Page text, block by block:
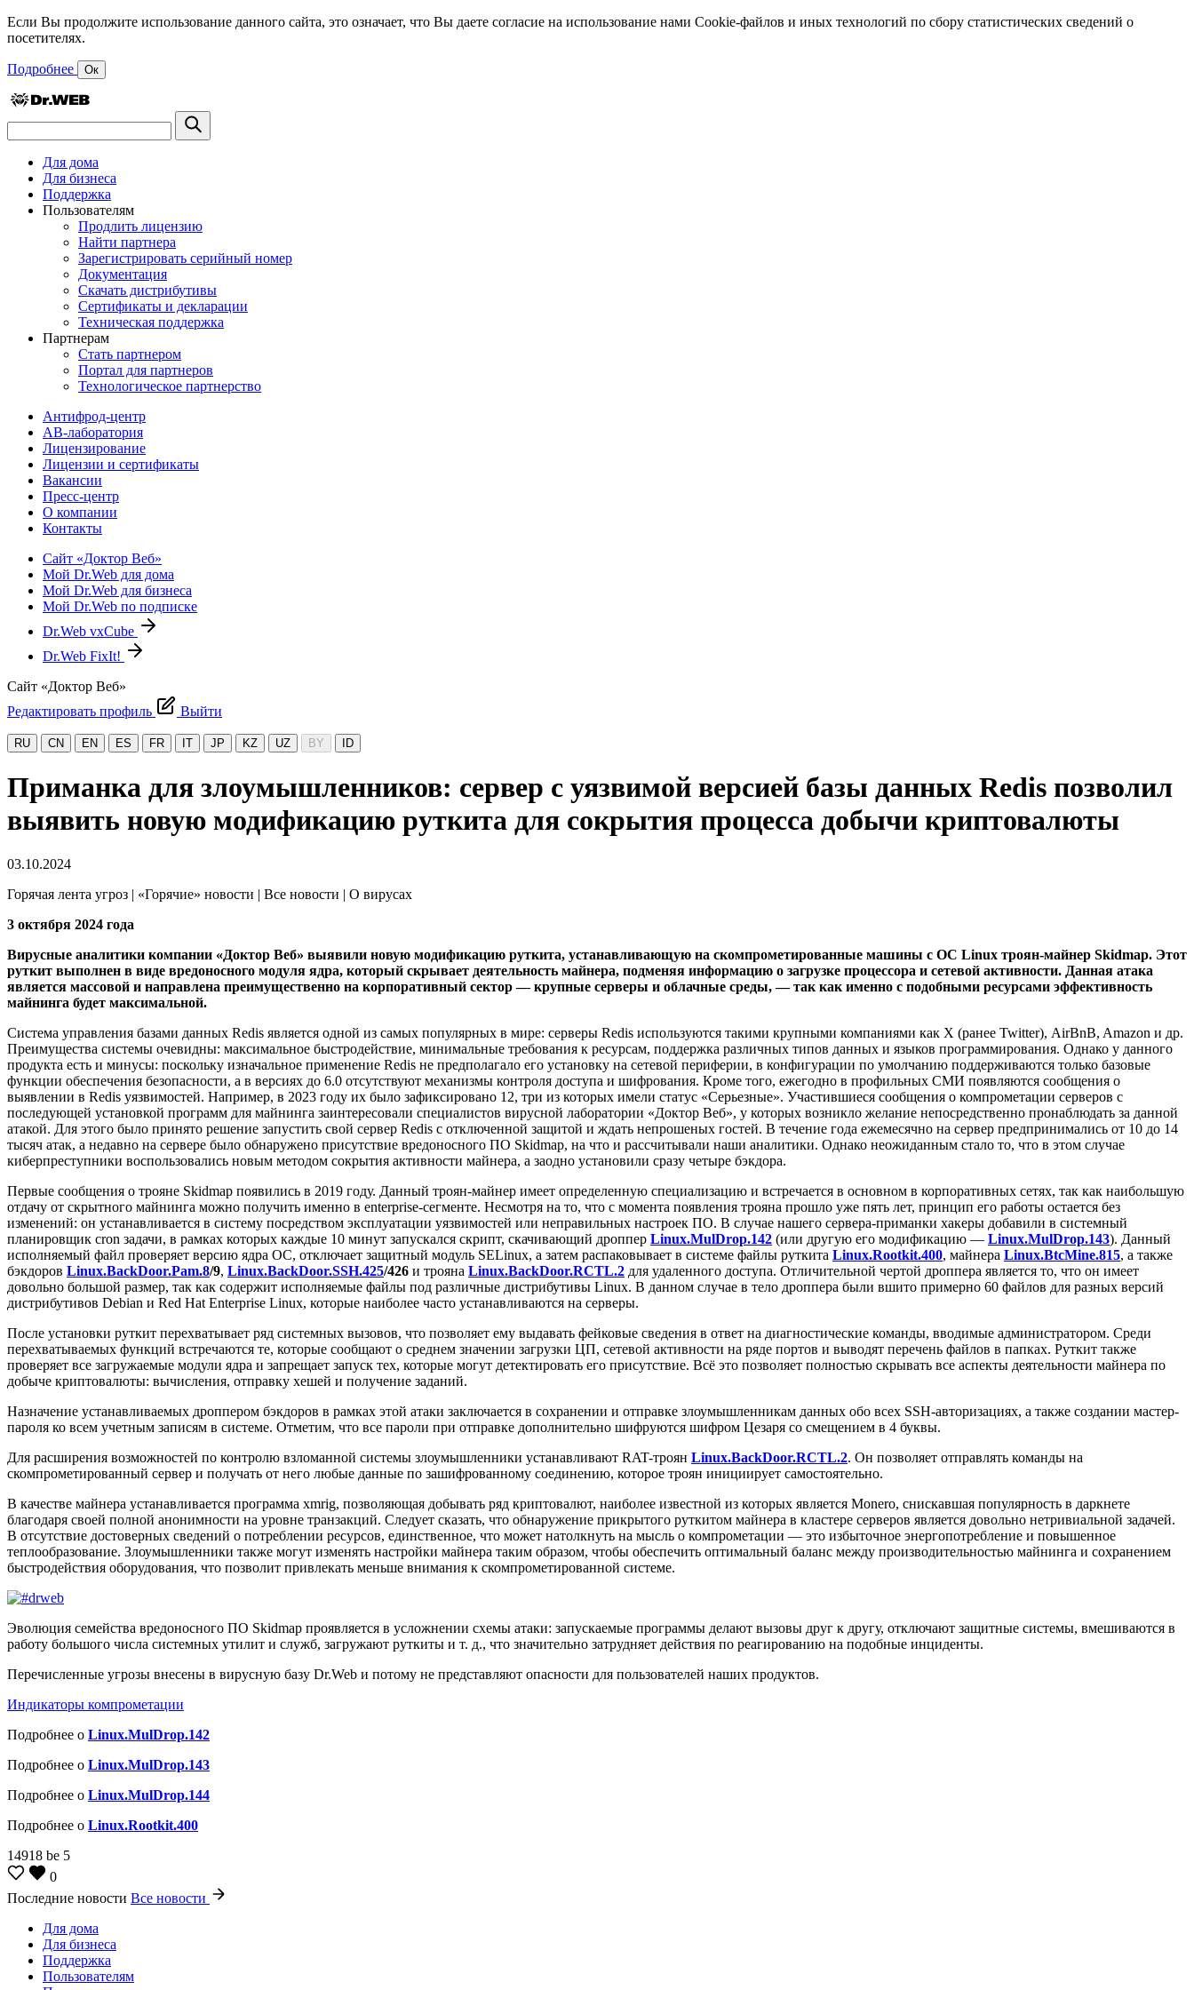
Если Вы продолжите использование данного сайта, это означает, что Вы даете согласие на использование нами Cookie-файлов и иных технологий по сбору статистических сведений о
посетителях.
Подробнее Ок
Для дома
Для бизнеса
Поддержка
Пользователям
Продлить лицензию
Найти партнера
Зарегистрировать серийный номер
Документация
Скачать дистрибутивы
Сертификаты и декларации
Техническая поддержка
Партнерам
Стать партнером
Портал для партнеров
Технологическое партнерство
Антифрод-центр
АВ-лаборатория
Лицензирование
Лицензии и сертификаты
Вакансии
Пресс-центр
О компании
Контакты
Сайт «Доктор Веб»
Мой Dr.Web для дома
Мой Dr.Web для бизнеса
Мой Dr.Web по подписке
Dr.Web vxCube
Dr.Web FixIt!
Сайт «Доктор Веб»
Редактировать профиль
Выйти
RU CN EN ES FR IT JP KZ UZ BY ID
Приманка для злоумышленников: сервер с уязвимой версией базы данных Redis позволил
выявить новую модификацию руткита для сокрытия процесса добычи криптовалюты
03.10.2024
Горячая лента угроз | «Горячие» новости | Все новости | О вирусах
3 октября 2024 года
Вирусные аналитики компании «Доктор Веб» выявили новую модификацию руткита, устанавливающую на скомпрометированные машины с ОС Linux троян-майнер Skidmap. Этот
руткит выполнен в виде вредоносного модуля ядра, который скрывает деятельность майнера, подменяя информацию о загрузке процессора и сетевой активности. Данная атака
является массовой и направлена преимущественно на корпоративный сектор — крупные серверы и облачные среды, — так как именно с подобными ресурсами эффективность
майнинга будет максимальной.
Система управления базами данных Redis является одной из самых популярных в мире: серверы Redis используются такими крупными компаниями как Х (ранее Twitter), AirBnB, Amazon и др.
Преимущества системы очевидны: максимальное быстродействие, минимальные требования к ресурсам, поддержка различных типов данных и языков программирования. Однако у данного
продукта есть и минусы: поскольку изначальное применение Redis не предполагало его установку на сетевой периферии, в конфигурации по умолчанию поддерживаются только базовые
функции обеспечения безопасности, а в версиях до 6.0 отсутствуют механизмы контроля доступа и шифрования. Кроме того, ежегодно в профильных СМИ появляются сообщения о
выявлении в Redis уязвимостей. Например, в 2023 году их было зафиксировано 12, три из которых имели статус «Серьезные». Участившиеся сообщения о компрометации серверов с
последующей установкой программ для майнинга заинтересовали специалистов вирусной лаборатории «Доктор Веб», у которых возникло желание непосредственно пронаблюдать за данной
атакой. Для этого было принято решение запустить свой сервер Redis с отключенной защитой и ждать непрошеных гостей. В течение года ежемесячно на сервер предпринимались от 10 до 14
тысяч атак, а недавно на сервере было обнаружено присутствие вредоносного ПО Skidmap, на что и рассчитывали наши аналитики. Однако неожиданным стало то, что в этом случае
киберпреступники воспользовались новым методом сокрытия активности майнера, а заодно установили сразу четыре бэкдора.
Первые сообщения о трояне Skidmap появились в 2019 году. Данный троян-майнер имеет определенную специализацию и встречается в основном в корпоративных сетях, так как наибольшую
отдачу от скрытного майнинга можно получить именно в enterprise-сегменте. Несмотря на то, что с момента появления трояна прошло уже пять лет, принцип его работы остается без
изменений: он устанавливается в систему посредством эксплуатации уязвимостей или неправильных настроек ПО. В случае нашего сервера-приманки хакеры добавили в системный
планировщик cron задачи, в рамках которых каждые 10 минут запускался скрипт, скачивающий дроппер Linux.MulDrop.142 (или другую его модификацию — Linux.MulDrop.143). Данный
исполняемый файл проверяет версию ядра ОС, отключает защитный модуль SELinux, а затем распаковывает в системе файлы руткита Linux.Rootkit.400, майнера Linux.BtcMine.815, а также
бэкдоров Linux.BackDoor.Pam.8/9, Linux.BackDoor.SSH.425/426 и трояна Linux.BackDoor.RCTL.2 для удаленного доступа. Отличительной чертой дроппера является то, что он имеет
довольно большой размер, так как содержит исполняемые файлы под различные дистрибутивы Linux. В данном случае в тело дроппера были вшито примерно 60 файлов для разных версий
дистрибутивов Debian и Red Hat Enterprise Linux, которые наиболее часто устанавливаются на серверы.
После установки руткит перехватывает ряд системных вызовов, что позволяет ему выдавать фейковые сведения в ответ на диагностические команды, вводимые администратором. Среди
перехватываемых функций встречаются те, которые сообщают о среднем значении загрузки ЦП, сетевой активности на ряде портов и выводят перечень файлов в папках. Руткит также
проверяет все загружаемые модули ядра и запрещает запуск тех, которые могут детектировать его присутствие. Всё это позволяет полностью скрывать все аспекты деятельности майнера по
добыче криптовалюты: вычисления, отправку хешей и получение заданий.
Назначение устанавливаемых дроппером бэкдоров в рамках этой атаки заключается в сохранении и отправке злоумышленникам данных обо всех SSH-авторизациях, а также создании мастер-
пароля ко всем учетным записям в системе. Отметим, что все пароли при отправке дополнительно шифруются шифром Цезаря со смещением в 4 буквы.
Для расширения возможностей по контролю взломанной системы злоумышленники устанавливают RAT-троян Linux.BackDoor.RCTL.2. Он позволяет отправлять команды на
скомпрометированный сервер и получать от него любые данные по зашифрованному соединению, которое троян инициирует самостоятельно.
В качестве майнера устанавливается программа xmrig, позволяющая добывать ряд криптовалют, наиболее известной из которых является Monero, снискавшая популярность в даркнете
благодаря своей полной анонимности на уровне транзакций. Следует сказать, что обнаружение прикрытого руткитом майнера в кластере серверов является довольно нетривиальной задачей.
В отсутствие достоверных сведений о потреблении ресурсов, единственное, что может натолкнуть на мысль о компрометации — это избыточное энергопотребление и повышенное
теплообразование. Злоумышленники также могут изменять настройки майнера таким образом, чтобы обеспечить оптимальный баланс между производительностью майнинга и сохранением
быстродействия оборудования, что позволит привлекать меньше внимания к скомпрометированной системе.
Эволюция семейства вредоносного ПО Skidmap проявляется в усложнении схемы атаки: запускаемые программы делают вызовы друг к другу, отключают защитные системы, вмешиваются в
работу большого числа системных утилит и служб, загружают руткиты и т. д., что значительно затрудняет действия по реагированию на подобные инциденты.
Перечисленные угрозы внесены в вирусную базу Dr.Web и потому не представляют опасности для пользователей наших продуктов.
Индикаторы компрометации
Подробнее о Linux.MulDrop.142
Подробнее о Linux.MulDrop.143
Подробнее о Linux.MulDrop.144
Подробнее о Linux.Rootkit.400
14918 be 5
0
Последние новости Все новости
Для дома
Для бизнеса
Поддержка
Пользователям